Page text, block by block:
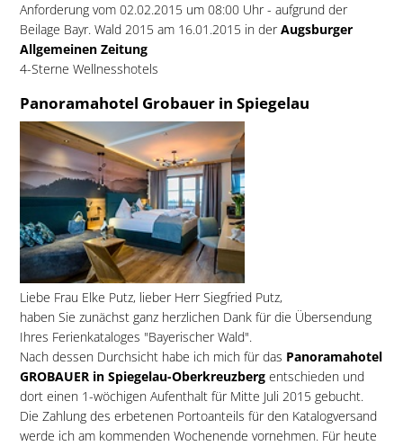
Anforderung vom 02.02.2015 um 08:00 Uhr - aufgrund der
Beilage Bayr. Wald 2015 am 16.01.2015 in derAugsburger
Allgemeinen Zeitung
4-Sterne Wellnesshotels
Panoramahotel Grobauer in Spiegelau
Liebe Frau Elke Putz, lieber Herr Siegfried Putz,
haben Sie zunächst ganz herzlichen Dank für die Übersendung
Ihres Ferienkataloges "Bayerischer Wald".
Nach dessen Durchsicht habe ich mich für das Panoramahotel
GROBAUER in Spiegelau-Oberkreuzberg entschieden und
dort einen 1-wöchigen Aufenthalt für Mitte Juli 2015 gebucht.
Die Zahlung des erbetenen Portoanteils für den Katalogversand
werde ich am kommenden Wochenende vornehmen. Für heute